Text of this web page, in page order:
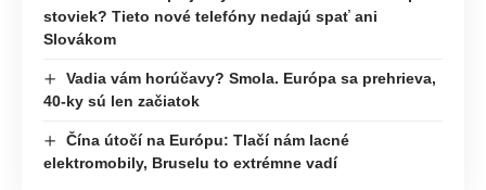
stoviek? Tieto nové telefóny nedajú spať ani
Slovákom
Vadia vám horúčavy? Smola. Európa sa prehrieva,
40-ky sú len začiatok
Čína útočí na Európu: Tlačí nám lacné
elektromobily, Bruselu to extrémne vadí